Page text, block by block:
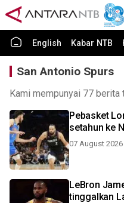
English Kabar NTB
San Antonio Spurs
Kami mempunyai 77
Pebasket
setahun ke
07 August 2026
LeBron
tinggalkan